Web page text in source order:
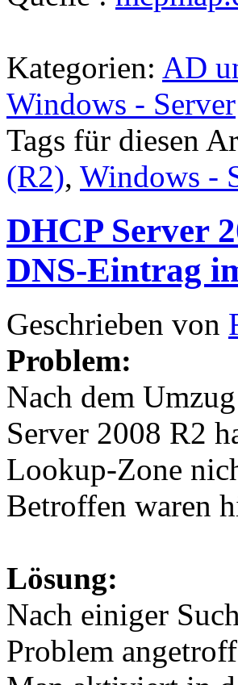
Kategorien: AD
Windows - Server
Tags für diesen
(R2), Windows -
DHCP Server
DNS-Eintrag
Geschrieben von
Problem:
Nach dem
Server 2008 R2
Lookup-Zone
Betroffen waren
Lösung:
Nach einiger
Problem